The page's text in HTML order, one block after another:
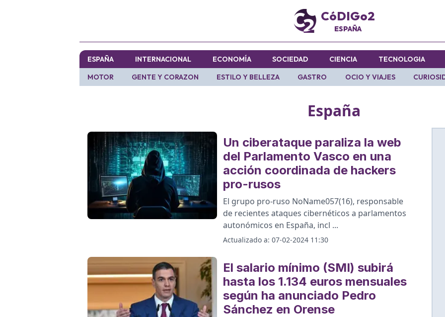
CóDIGo2
ESPAÑA
ESPAÑA INTERNACIONAL ECONOMÍA SOCIEDAD CIENCIA TECNOLOGIA
MOTOR
GENTE Y CORAZON ESTILO Y BELLEZA GASTRO OCIO Y VIAJES
España
Un ciberataque paraliza la web
del Parlamento Vasco en una
acción coordinada de hackers
pro-rusos
El grupo pro-ruso NoName057(16), responsable
de recientes ataques cibernéticos a parlamentos
autonómicos en España, incl ...
Actualizado a:07-02-2024 11:30
El salario mínimo (SMI) subirá
hasta los 1.134 euros mensuales
según ha anunciado Pedro
Sánchez en Orense